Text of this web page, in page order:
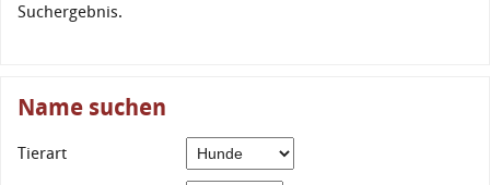
Suchergebnis.
Name suchen
Tierart